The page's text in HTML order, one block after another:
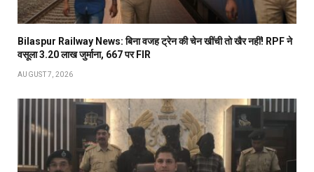
Bilaspur Railway News: बिना वजह ट्रेन की चेन खींची तो खैर नहीं! RPF ने
वसूला 3.20 लाख जुर्माना, 667 पर FIR
AUGUST 7, 2026